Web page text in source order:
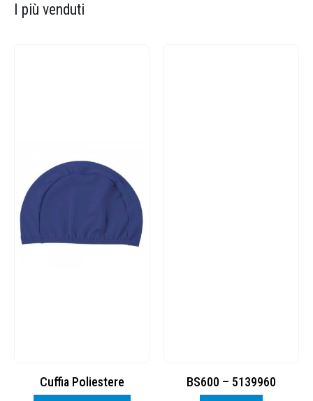
I più venduti
Cuffia Poliestere BS600 – 5139960